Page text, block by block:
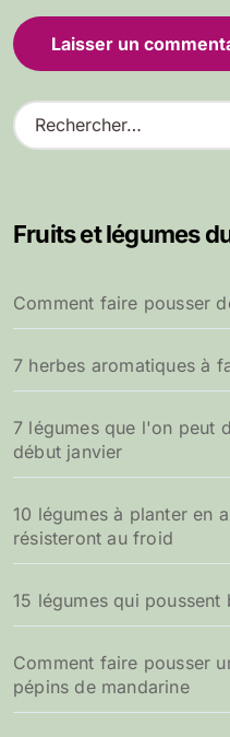
R
e
r
e
r
:
Fruits et légumes
Comment faire pousser
7 herbes aromatiques à
7 légumes que l'on peut
début janvier
10 légumes à planter en
résisteront au froid
15 légumes qui poussent
Comment faire pousser
pépins de mandarine